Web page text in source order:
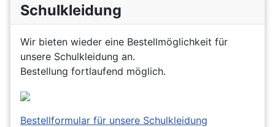
Schulkleidung
Wir bieten wieder eine Bestellmöglichkeit für
unsere Schulkleidung an.
Bestellung fortlaufend möglich.
Bestellformular für unsere Schulkleidung